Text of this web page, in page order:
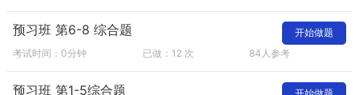
预习班 第6-8 综合题
考试时间：0分钟 已做：12 次 84人参考
开始做题
预习班 第1-5综合题